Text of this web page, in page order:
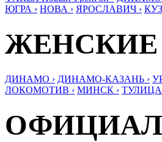
ЮГРА › НОВА › ЯРОСЛАВИЧ ›
ДИНАМО › ДИНАМО-КАЗАНЬ ›
ЛОКОМОТИВ › МИНСК › ТУЛИЦА